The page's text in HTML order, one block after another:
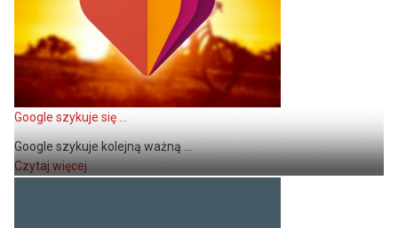
Google szykuje się ...
Google szykuje kolejną ważną ...
Czytaj więcej